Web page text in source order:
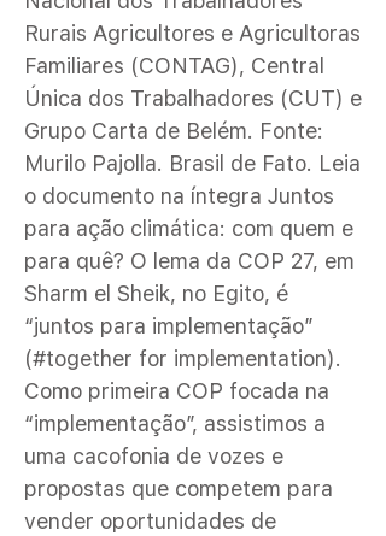
Rurais Agricultores e Agricultoras
Familiares (CONTAG), Central
Única dos Trabalhadores (CUT) e
Grupo Carta de Belém. Fonte:
Murilo Pajolla. Brasil de Fato. Leia
o documento na íntegra Juntos
para ação climática: com quem e
para quê? O lema da COP 27, em
Sharm el Sheik, no Egito, é
“juntos para implementação”
(#together for implementation).
Como primeira COP focada na
“implementação”, assistimos a
uma cacofonia de vozes e
propostas que competem para
vender oportunidades de